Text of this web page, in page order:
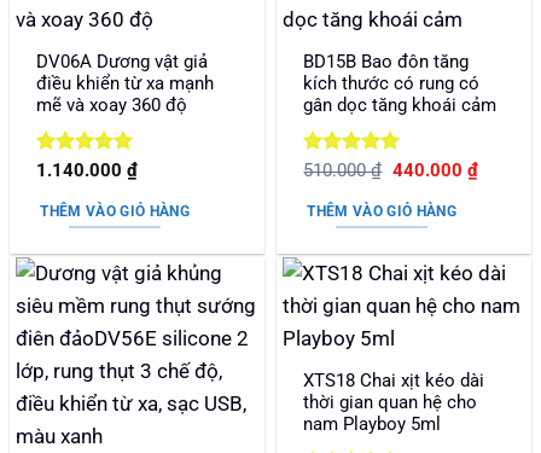
DV06A Dương vật giả
điều khiển từ xa mạnh
mẽ và xoay 360 độ
Được xếp
sao
1.140.000₫
THÊM VÀO GIỎ HÀNG
BD15B Bao đôn tăng
kích thước có rung có
gân dọc tăng khoái cảm
Được xếp
sao
510.000₫ Giá
là:
510.000 ₫.
440.000 ₫Giá
hiện
THÊM VÀO GIỎ HÀNG
XTS18 Chai xịt kéo dài
thời gian quan hệ cho
nam Playboy 5ml